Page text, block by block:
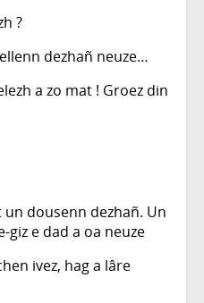
?
dezhañ neuze…
a zo mat ! Groez din
dousenn dezhañ. Un
giz e dad a oa neuze
ivez, hag a lâre